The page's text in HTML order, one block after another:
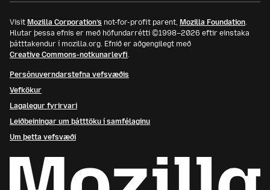
Visit Mozilla Corporation’s not-for-profit parent, Mozilla Foundation.
Hlutar þessa efnis er með höfundarrétti ©1998–2026 eftir einstaka
þátttakendur í mozilla.org. Efnið er aðgengilegt með
Creative Commons-notkunarleyfi.
Persónuverndarstefna vefsvæðis
Vefkökur
Lagalegur fyrirvari
Leiðbeiningar um þátttöku í samfélaginu
Um þetta vefsvæði